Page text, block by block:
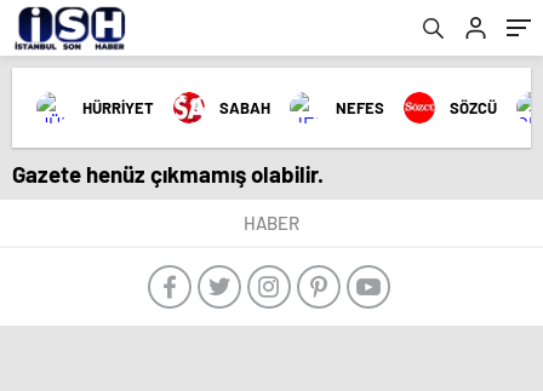
HÜRRİYET SABAH NEFES SÖZCÜ
Gazete henüz çıkmamış olabilir.
HABER